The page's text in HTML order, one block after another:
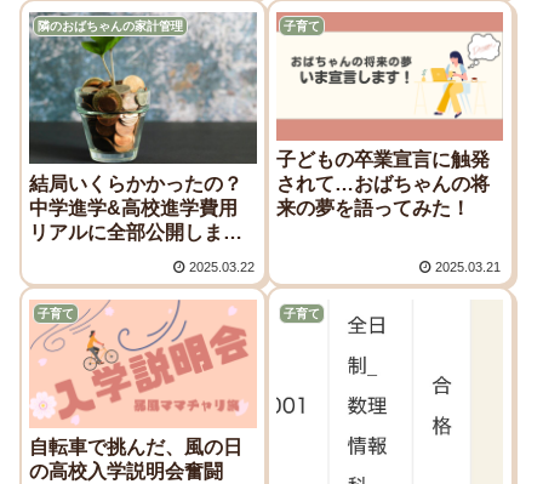
隣のおばちゃんの家計管理
結局いくらかかったの？
中学進学&高校進学費用
リアルに全部公開しま
2025.03.22
子育て
子どもの卒業宣言に触発
されて…おばちゃんの将
来の夢を語ってみた！
2025.03.21
子育て
自転車で挑んだ、風の日
の高校入学説明会奮闘
子育て